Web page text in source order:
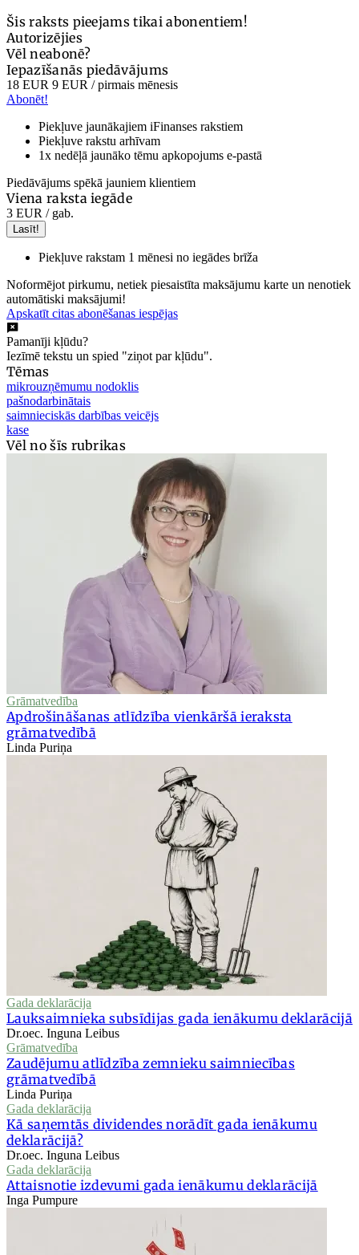
Šis raksts pieejams tikai abonentiem!
Autorizējies
Vēl neabonē?
Iepazīšanās piedāvājums
18 EUR 9 EUR / pirmais mēnesis
Abonēt!
Piekļuve jaunākajiem iFinanses rakstiem
Piekļuve rakstu arhīvam
1x nedēļā jaunāko tēmu apkopojums e-pastā
Piedāvājums spēkā jauniem klientiem
Viena raksta iegāde
3 EUR / gab.
Lasīt!
Piekļuve rakstam 1 mēnesi no iegādes brīža
Noformējot pirkumu, netiek piesaistīta maksājumu karte un nenotiek
automātiski maksājumi!
Apskatīt citas abonēšanas iespējas
Pamanīji kļūdu?
Iezīmē tekstu un spied "ziņot par kļūdu".
Tēmas
mikrouzņēmumu nodoklis
pašnodarbinātais
saimnieciskās darbības veicējs
kase
Vēl no šīs rubrikas
Grāmatvedība
Apdrošināšanas atlīdzība vienkāršā ieraksta
grāmatvedībā
Linda Puriņa
Gada deklarācija
Lauksaimnieka subsīdijas gada ienākumu deklarācijā
Dr.oec. Inguna Leibus
Grāmatvedība
Zaudējumu atlīdzība zemnieku saimniecības
grāmatvedībā
Linda Puriņa
Gada deklarācija
Kā saņemtās dividendes norādīt gada ienākumu
deklarācijā?
Dr.oec. Inguna Leibus
Gada deklarācija
Attaisnotie izdevumi gada ienākumu deklarācijā
Inga Pumpure